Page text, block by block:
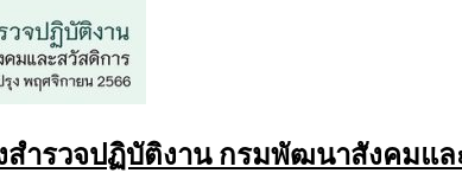
ำรวจปฏิบัติงาน กรมพัฒนาสังคมแล